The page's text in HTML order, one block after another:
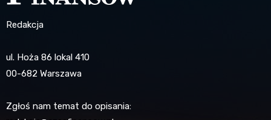
Redakcja
ul. Hoża 86 lokal 410
00-682 Warszawa
Zgłoś nam temat do opisania: